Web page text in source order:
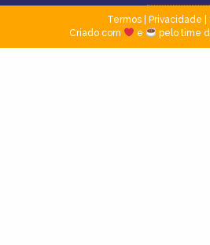
Termos| Privacidade
Criado com
e pelo time